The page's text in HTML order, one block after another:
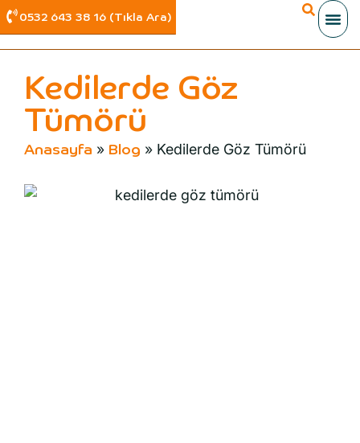
0532 643 38 16 (Tıkla Ara)
Kedilerde Göz
Tümörü
Anasayfa » Blog » Kedilerde Göz Tümörü